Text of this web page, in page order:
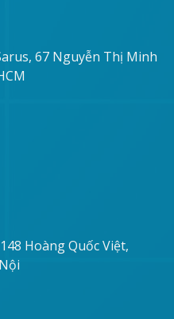
67 Nguyễn Thị Minh
Hoàng Quốc Việt,